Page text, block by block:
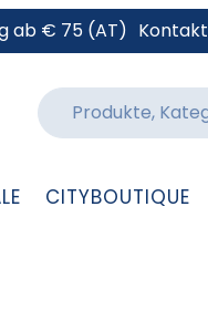
ab € 75 (AT) Kontakt
CITYBOUTIQUE